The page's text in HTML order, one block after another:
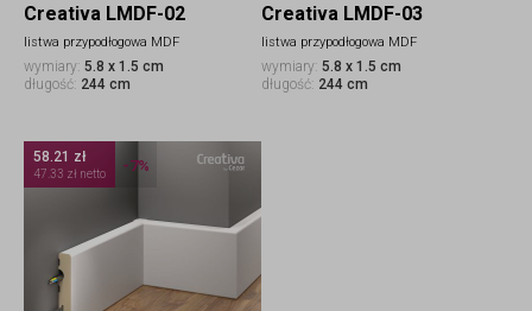
Creativa LMDF-02
listwa przypodłogowa MDF
wymiary: 5.8 x 1.5 cm
długość: 244 cm
Creativa LMDF-03
listwa przypodłogowa MDF
wymiary: 5.8 x 1.5 cm
długość: 244 cm
58.21 zł
47.33 zł netto -7%